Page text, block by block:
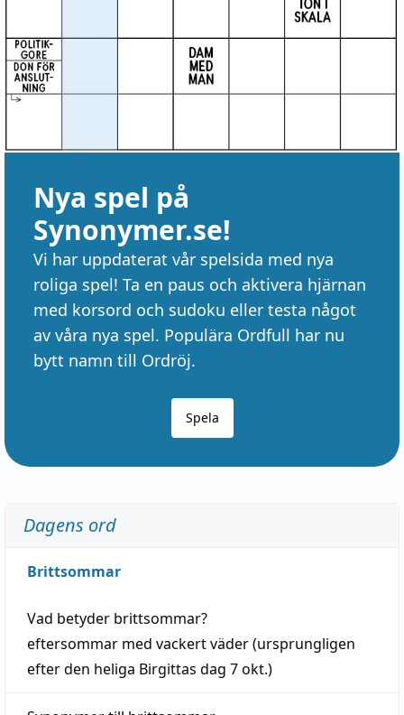
Nya spel på
Synonymer.se!
Vi har uppdaterat vår spelsida med nya
roliga spel! Ta en paus och aktivera hjärnan
med korsord och sudoku eller testa något
av våra nya spel. Populära Ordfull har nu
bytt namn till Ordröj.
Spela
Dagens ord
Brittsommar
Vad betyder brittsommar?
eftersommar med vackertväder(ursprungligen
efter den heliga Birgittas dag 7 okt.)